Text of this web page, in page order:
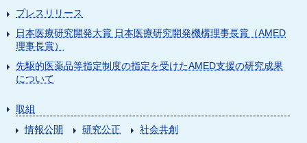
プレスリリース
日本医療研究開発大賞 日本医療研究開発機構理事長賞（AMED
理事長賞）
先駆的医薬品等指定制度の指定を受けたAMED支援の研究成果
について
取組
情報公開
研究公正
社会共創